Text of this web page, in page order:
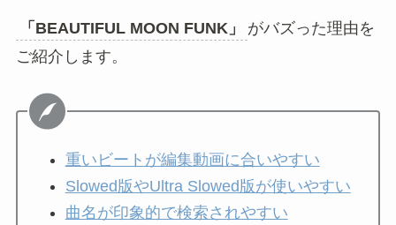
「BEAUTIFUL MOON FUNK」
がバズった理由を
ご紹介します。
重いビートが編集動画に合いやすい
Slowed版やUltra Slowed版が使いやすい
曲名が印象的で検索されやすい